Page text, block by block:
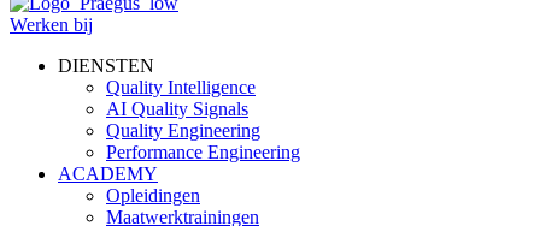
Werken bij
DIENSTEN
Quality Intelligence
AI Quality Signals
Quality Engineering
Performance Engineering
ACADEMY
Opleidingen
Maatwerktrainingen